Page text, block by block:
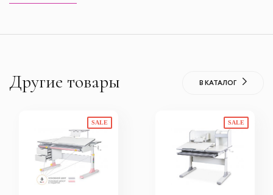
Другие товары В КАТАЛОГ
SALE SALE